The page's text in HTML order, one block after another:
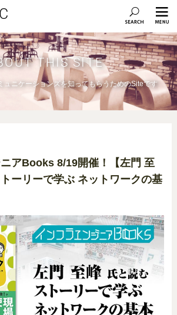
THIS SITE
ュニケーションズを知ってもらうためのSiteです
アBooks 8/19開催！【左門 至
ーリーで学ぶ ネットワークの基